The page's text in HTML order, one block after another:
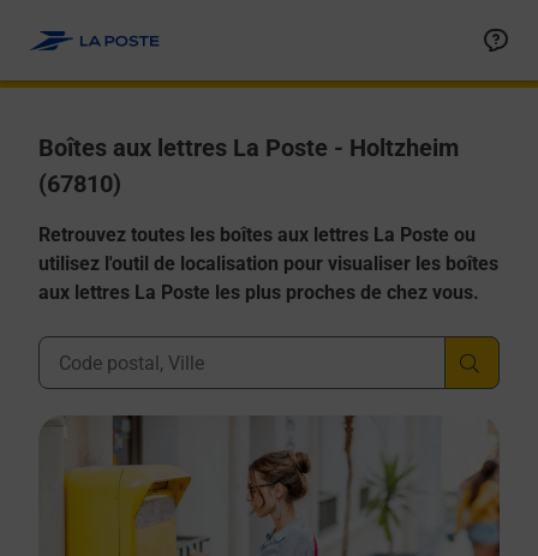
Boîtes aux lettres La Poste - Holtzheim
(67810)
Retrouvez toutes les boîtes aux lettres La Poste ou
utilisez l'outil de localisation pour visualiser les boîtes
aux lettres La Poste les plus proches de chez vous.
Ville, Département, Code Postal